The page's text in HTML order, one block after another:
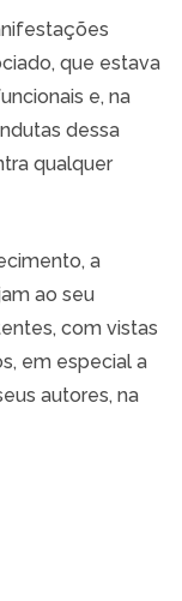
que estava
e, na
dessa
qualquer
a
ao seu
com vistas
em especial a
autores, na